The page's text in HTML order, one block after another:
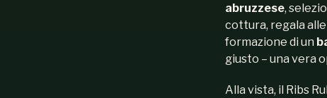
abruzzese,
cottura, regala
formazione di un
giusto – una vera
Alla vista, il Ribs